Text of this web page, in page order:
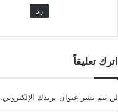
رد
اترك تعليقاً
لن يتم نشر عنوان بريدك الإلكتروني.